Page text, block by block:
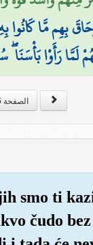
بِهِم مَّا كَانُوا
لَمَّا رَأَوْا
الصفحة Page
smo ti
čudo